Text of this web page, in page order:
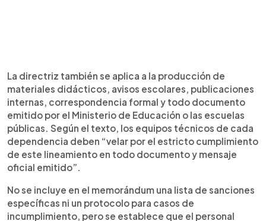
La directriz también se aplica a la producción de
materiales didácticos, avisos escolares, publicaciones
internas, correspondencia formal y todo documento
emitido por el Ministerio de Educación o las escuelas
públicas. Según el texto, los equipos técnicos de cada
dependencia deben “velar por el estricto cumplimiento
de este lineamiento en todo documento y mensaje
oficial emitido”.
No se incluye en el memorándum una lista de sanciones
específicas ni un protocolo para casos de
incumplimiento, pero se establece que el personal